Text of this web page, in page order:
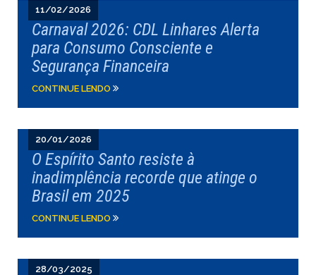
11/02/2026
Carnaval 2026: CDL Linhares Alerta
para Consumo Consciente e
Segurança Financeira
CONTINUE LENDO
20/01/2026
O Espírito Santo resiste à
inadimplência recorde que atinge o
Brasil em 2025
CONTINUE LENDO
28/03/2025